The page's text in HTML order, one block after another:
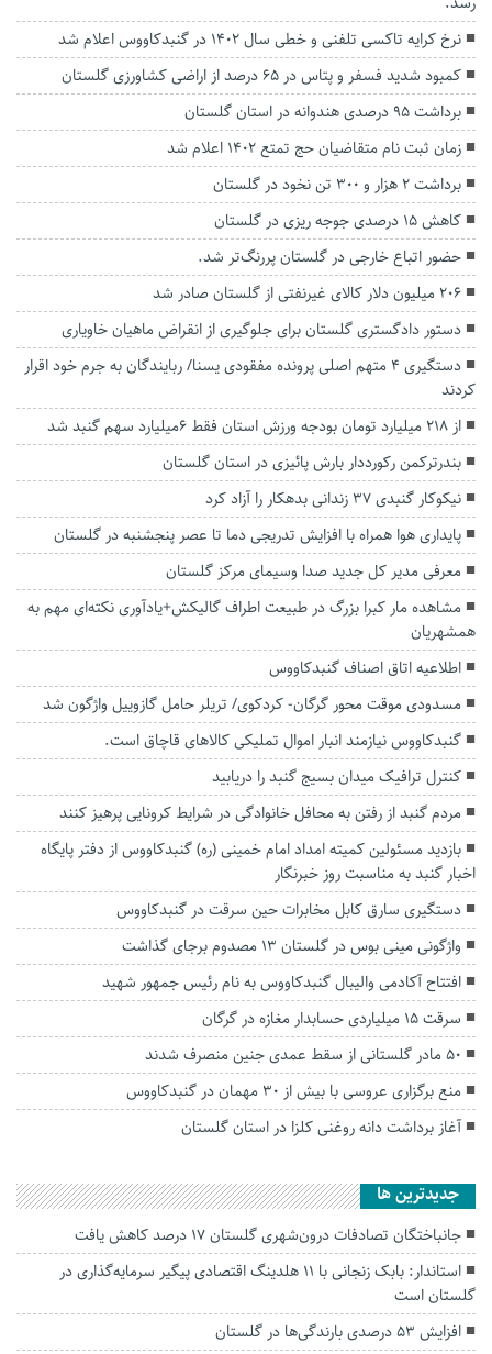
نرخ کرایه تاکسی تلفنی و خطی سال 1402 در گنبدکاووس اعلام شد
کمبود شدید فسفر و پتاس در ۶۵ درصد از اراضی کشاورزی گلستان
برداشت ۹۵ درصدی هندوانه در استان گلستان
زمان ثبت نام متقاضیان حج تمتع ۱۴۰۲ اعلام شد
برداشت ۲ هزار و ۳۰۰ تن نخود در گلستان
کاهش ۱۵ درصدی جوجه ریزی در گلستان
حضور اتباع خارجی در گلستان پررنگ‌تر شد.
۲۰۶ میلیون دلار کالای غیرنفتی از گلستان صادر شد
دستور دادگستری گلستان برای جلوگیری از انقراض ماهیان خاویاری
دستگیری ۴ متهم اصلی پرونده مفقودی یسنا/ ربایندگان به جرم خود اقرار
کردند
از 218 میلیارد تومان بودجه ورزش استان فقط 6میلیارد سهم گنبد شد
بندرترکمن رکورددار بارش پائیزی در استان گلستان
نیکوکار گنبدی ۳۷ زندانی بدهکار را آزاد کرد
پایداری هوا همراه با افزایش تدریجی دما تا عصر پنجشنبه در گلستان
معرفی مدیر کل جدید صدا وسیمای مرکز گلستان
مشاهده مار کبرا بزرگ در طبیعت اطراف گالیکش+یادآوری نکته‌ای مهم به
همشهریان
اطلاعیه اتاق اصناف گنبدکاووس
مسدودی موقت محور گرگان- کردکوی/ تریلر حامل گازوییل واژگون شد
گنبدکاووس نیازمند انبار اموال تملیکی کالاهای قاچاق است.
کنترل ترافیک میدان بسیج گنبد را دریابید
مردم گنبد از رفتن به محافل خانوادگی در شرایط کرونایی پرهیز کنند
بازدید مسئولین کمیته امداد امام‌ خمینی (ره) گنبدکاووس از دفتر پایگاه
اخبار گنبد به مناسبت روز خبرنگار
دستگیری سارق کابل مخابرات حین سرقت در گنبدکاووس
واژگونی مینی بوس در گلستان ۱۳ مصدوم برجای گذاشت
افتتاح آکادمی والیبال گنبدکاووس به نام رئیس جمهور شهید
سرقت ۱۵ میلیاردی حسابدار مغازه در گرگان
۵۰ مادر گلستانی از سقط عمدی جنین منصرف شدند
منع برگزاری عروسی با بیش از ۳۰ مهمان در گنبدکاووس
آغاز برداشت دانه روغنی کلزا در استان گلستان
جديدترين ها
جانباختگان تصادفات درون‌شهری گلستان ۱۷ درصد کاهش یافت
استاندار: بابک زنجانی با ۱۱ هلدینگ اقتصادی پیگیر سرمایه‌گذاری در
گلستان است
افزایش ۵۳ درصدی بارندگی‌ها در گلستان